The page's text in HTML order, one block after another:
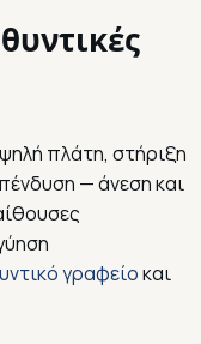
πλάτη, στήριξη
— άνεση και
γραφείοκαι